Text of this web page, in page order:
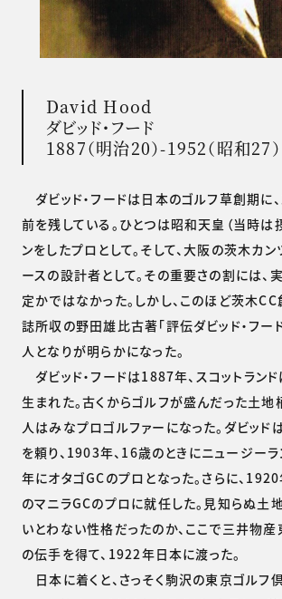
David Hood
ダビッド・フード
1887（明治20）-1952（昭和27）
ダビッド・フードは日本のゴルフ草創期に
前を残している。ひとつは昭和天皇（当時は
ンをしたプロとして。そして、大阪の茨木カ
ースの設計者として。その重要さの割には、
定かではなかった。しかし、このほど茨木
誌所収の野田雄比古著「評伝ダビッド・フード
人となりが明らかになった。
ダビッド・フードは1887年、スコットラン
生まれた。古くからゴルフが盛んだった土地
人はみなプロゴルファーになった。ダビッド
を頼り、1903年、16歳のときにニュージー
年にオタゴGCのプロとなった。さらに、
のマニラGCのプロに就任した。見知らぬ土
いとわない性格だったのか、ここで三井物
の伝手を得て、1922年日本に渡った。
日本に着くと、さっそく駒沢の東京ゴルフ